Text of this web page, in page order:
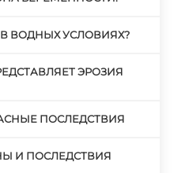
ВОДНЫХ УСЛОВИЯХ?
ЭРОЗИЯ
ПОСЛЕДСТВИЯ
И ПОСЛЕДСТВИЯ